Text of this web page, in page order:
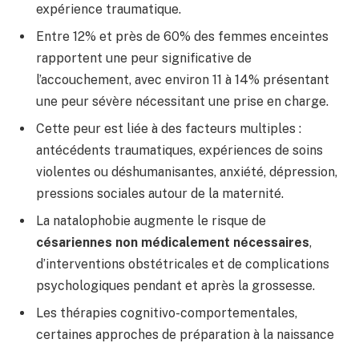
expérience traumatique.
Entre 12% et près de 60% des femmes enceintes
rapportent une peur significative de
l’accouchement, avec environ 11 à 14% présentant
une peur sévère nécessitant une prise en charge.
Cette peur est liée à des facteurs multiples :
antécédents traumatiques, expériences de soins
violentes ou déshumanisantes, anxiété, dépression,
pressions sociales autour de la maternité.
La natalophobie augmente le risque de
césariennes non médicalement nécessaires,
d’interventions obstétricales et de complications
psychologiques pendant et après la grossesse.
Les thérapies cognitivo-comportementales,
certaines approches de préparation à la naissance